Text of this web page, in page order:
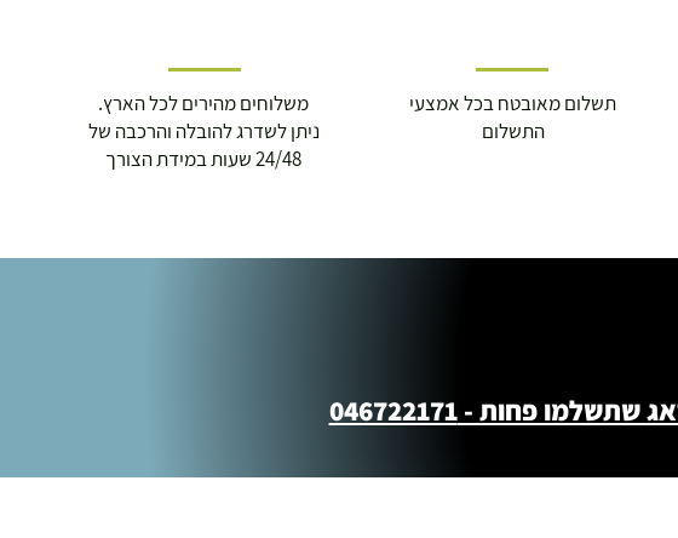
משלוחים מהירים לכל הארץ.
ניתן לשדרג להובלה והרכבה של
24/48 שעות במידת הצורך
תשלום מאובטח בכל אמצעי
התשלום